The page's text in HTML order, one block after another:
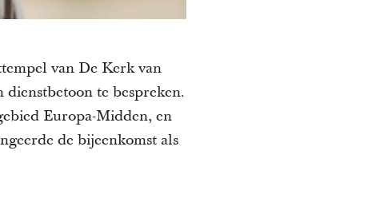
van De Kerk van
te bespreken.
Europa-Midden, en
de bijeenkomst als